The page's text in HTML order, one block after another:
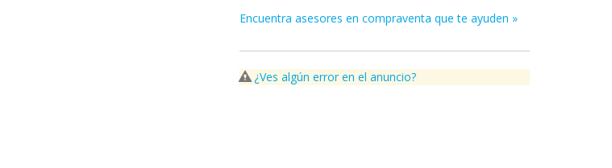
Encuentra asesores en compraventa que te ayuden »
¿Ves algún error en el anuncio?